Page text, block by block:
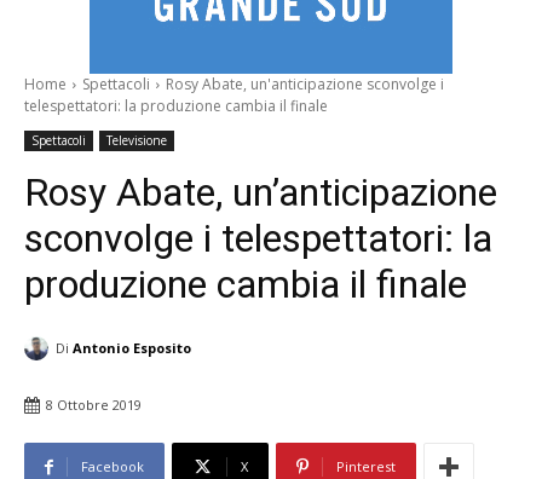
Home Spettacoli
Rosy Abate, un'anticipazione sconvolge i
telespettatori: la produzione cambia il finale
Spettacoli Televisione
Rosy Abate, un’anticipazione
sconvolge i telespettatori: la
produzione cambia il finale
Di Antonio Esposito
8 Ottobre 2019
Facebook X Pinterest